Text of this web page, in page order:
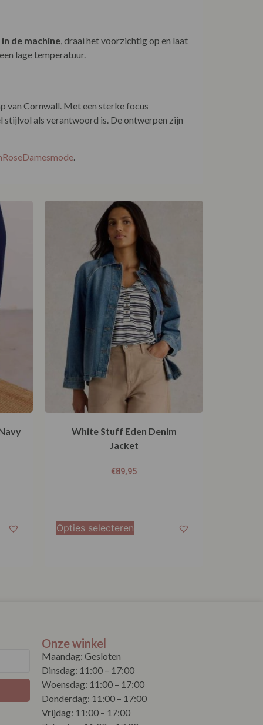
in de machine, draai het voorzichtig op en laat
lage temperatuur.
van Cornwall. Met een sterke focus
stijlvol als verantwoord is. De ontwerpen zijn
.
White Stuff Eden Denim
Jacket
€89,95
Opties selecteren
Onze winkel
Maandag: Gesloten
Dinsdag: 11:00 – 17:00
Woensdag: 11:00 – 17:00
Donderdag: 11:00 – 17:00
Vrijdag: 11:00 – 17:00